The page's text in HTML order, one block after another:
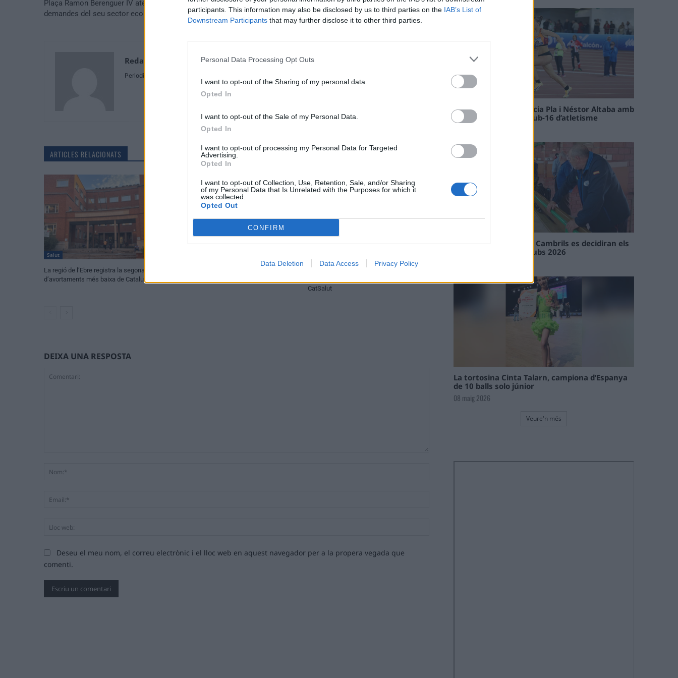
participants. This information may also be disclosed by us to third parties on the IAB’s List of
Downstream Participants that may further disclose it to other third parties.
Personal Data Processing Opt Outs
I want to opt-out of the Sharing of my personal data.
Opted In
I want to opt-out of the Sale of my Personal Data.
Opted In
I want to opt-out of processing my Personal Data for Targeted
Advertising.
Opted In
I want to opt-out of Collection, Use, Retention, Sale, and/or Sharing
of my Personal Data that Is Unrelated with the Purposes for which it
was collected.
Opted Out
CONFIRM
Data Deletion Data Access Privacy Policy
Plaça Ramon Berenguer IV atenent les necessitats i
demandes del seu sector econòmic i social
a pescadors artesanals de tonyina per millorar la
pesca i la manipulació d’aquest producte
Redaccio
Periodistes
ARTICLES RELACIONATS
Salut
La regió de l’Ebre registra la segona taxa
d’avortaments més baixa de Catalunya
CatSalut
DEIXA UNA RESPOSTA
Deseu el meu nom, el correu electrònic i el lloc web en aquest navegador per a la propera vegada que
comenti.
Paula Sintorres, Patrícia Pla i Néstor Altaba amb
la selecció catalana sub-16 d’atletisme
En les tirades de Flix i Cambrils es decidiran els
campions de l’Interclubs 2026
La tortosina Cinta Talarn, campiona d’Espanya
de 10 balls solo júnior
08 maig 2026
Veure'n més